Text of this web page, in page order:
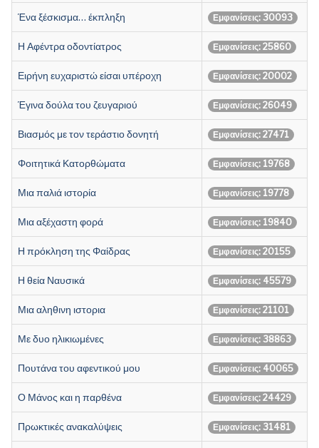
Ένα ξέσκισμα… έκπληξη Εμφανίσεις: 30093
Η Αφέντρα οδοντίατρος Εμφανίσεις: 25860
Ειρήνη ευχαριστώ είσαι υπέροχη Εμφανίσεις: 20002
Έγινα δούλα του ζευγαριού Εμφανίσεις: 26049
Βιασμός με τον τεράστιο δονητή Εμφανίσεις: 27471
Φοιτητικά Κατορθώματα Εμφανίσεις: 19768
Μια παλιά ιστορία Εμφανίσεις: 19778
Μια αξέχαστη φορά Εμφανίσεις: 19840
Η πρόκληση της Φαίδρας Εμφανίσεις: 20155
Η θεία Ναυσικά Εμφανίσεις: 45579
Μια αληθινη ιστορια Εμφανίσεις: 21101
Με δυο ηλικιωμένες Εμφανίσεις: 38863
Πουτάνα του αφεντικού μου Εμφανίσεις: 40065
Ο Μάνος και η παρθένα Εμφανίσεις: 24429
Πρωκτικές ανακαλύψεις Εμφανίσεις: 31481